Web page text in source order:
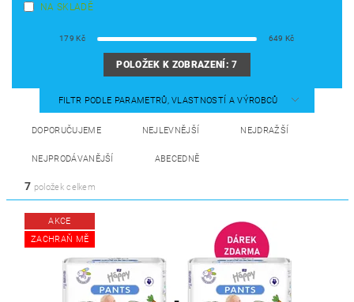
NA SKLADĚ
179 Kč 649 Kč
POLOŽEK K ZOBRAZENÍ:7
FILTR PODLE PARAMETRŮ, VLASTNOSTÍ A VÝROBCŮ
DOPORUČUJEME NEJLEVNĚJŠÍ NEJDRAŽŠÍ
NEJPRODÁVANĚJŠÍ ABECEDNĚ
7 položek celkem
AKCE
ZACHRAŇ MĚ